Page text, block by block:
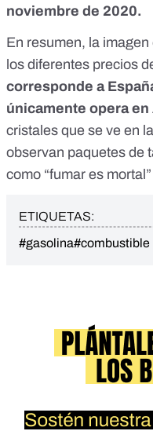
noviembre de 2020.
En resumen, la
los diferentes precios
corresponde a
únicamente opera
cristales que se ve en
observan paquetes de
como “fumar es
ETIQUETAS:
#gasolina#combustible